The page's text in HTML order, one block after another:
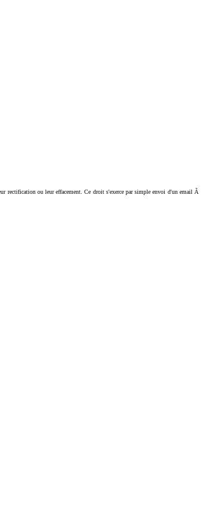
ou leur effacement. Ce droit s'exerce par simple envoi d'un email Ã